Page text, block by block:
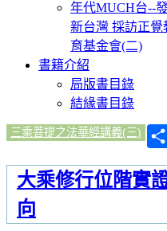
年代MUCH台--
新台灣 採訪正覺
育基金會(二)
書籍介紹
局版書目錄
結緣書目錄
三乘菩提之法華經講義(三)
大乘修行位階實
向